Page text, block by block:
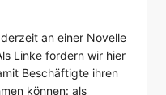
an einer Novelle
Linke fordern wir hier
Beschäftigte ihren
können: als